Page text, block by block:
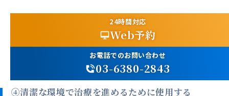
24時間対応
Web予約
お電話でのお問い合わせ
03-6380-2843
③再治療のリスクを減らすために重要
治療後、数年経ってから根の先に膿がたまり、周囲の骨が溶
けてしまうことがあります。こうなると、せっかく良い被せ
物を入れていたとしても、根の治療から一からやり直しが必
要になることもあります。
④清潔な環境で治療を進めるために使用する